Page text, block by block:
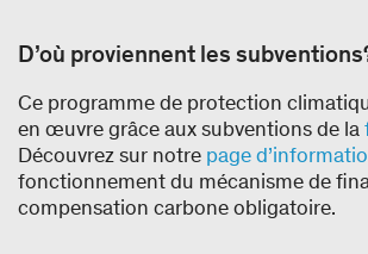
D’où proviennent les
Ce programme de protection
en œuvre grâce aux subventions de la
Découvrez sur notre page
fonctionnement du mécanisme de
compensation carbone obligatoire.